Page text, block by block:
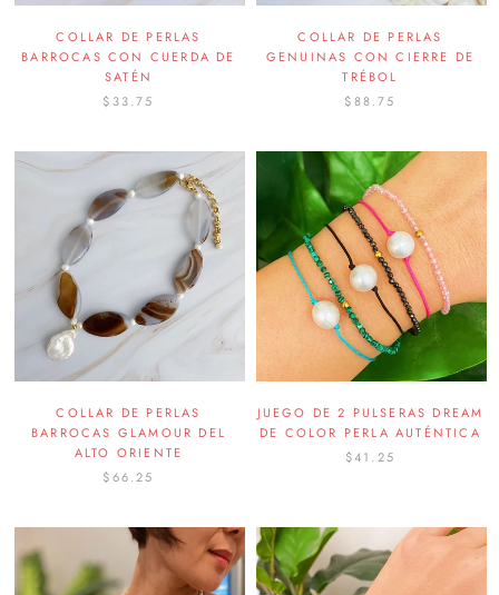
COLLAR DE PERLAS
BARROCAS CON CUERDA DE
SATÉN
$33.75
COLLAR DE PERLAS
GENUINAS CON CIERRE DE
TRÉBOL
$88.75
COLLAR DE PERLAS
BARROCAS GLAMOUR DEL
ALTO ORIENTE
$66.25
JUEGO DE 2 PULSERAS DREAM
DE COLOR PERLA AUTÉNTICA
$41.25